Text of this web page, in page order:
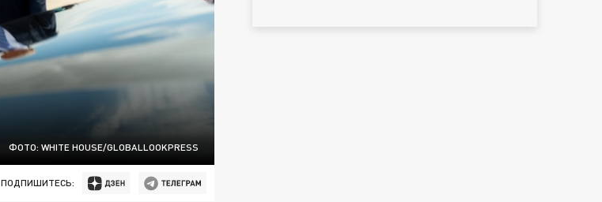
ФОТО: WHITE HOUSE/GLOBALLOOKPRESS
ПОДПИШИТЕСЬ: